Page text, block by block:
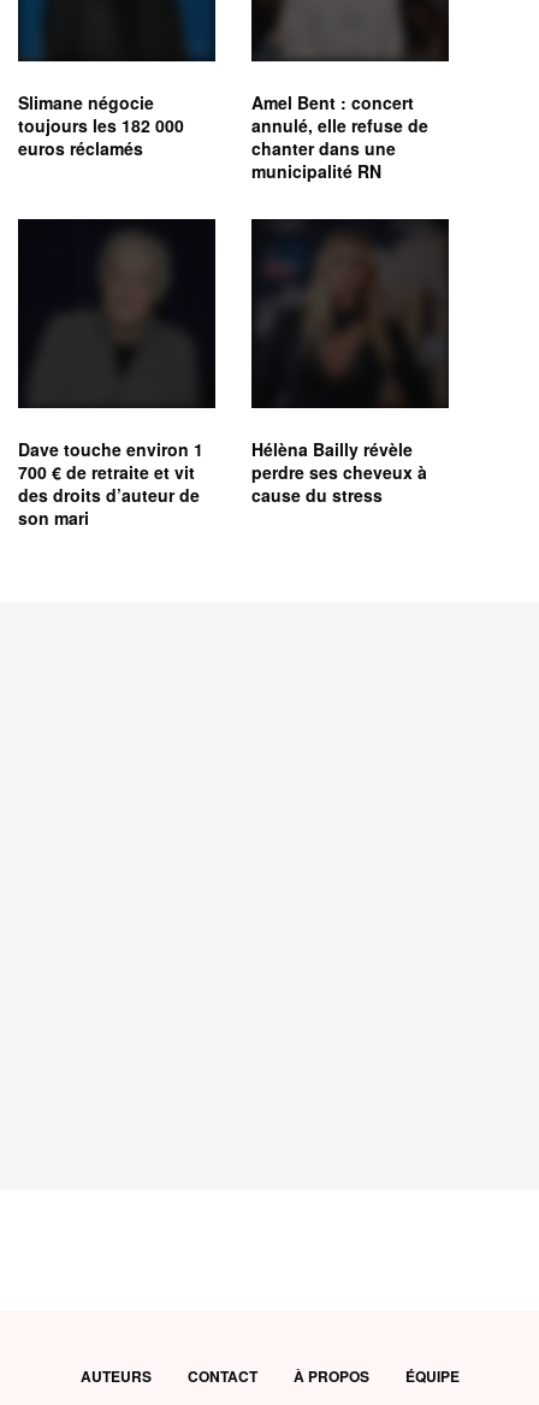
Slimane négocie
toujours les 182 000
euros réclamés
Amel Bent : concert
annulé, elle refuse de
chanter dans une
municipalité RN
Dave touche environ 1
700 € de retraite et vit
des droits d’auteur de
son mari
Hélèna Bailly révèle
perdre ses cheveux à
cause du stress
AUTEURS CONTACT À PROPOS ÉQUIPE